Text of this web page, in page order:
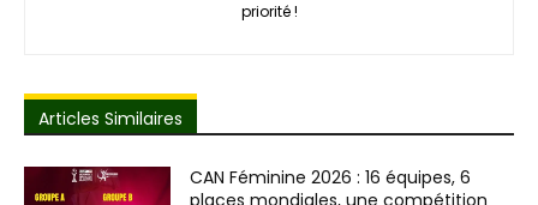
priorité !
Articles Similaires
CAN Féminine 2026 : 16 équipes, 6